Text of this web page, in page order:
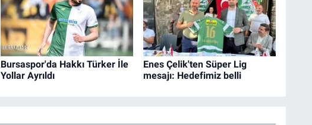
Bursaspor'da Hakkı Türker İle
Yollar Ayrıldı
Enes Çelik'ten Süper Lig
mesajı: Hedefimiz belli